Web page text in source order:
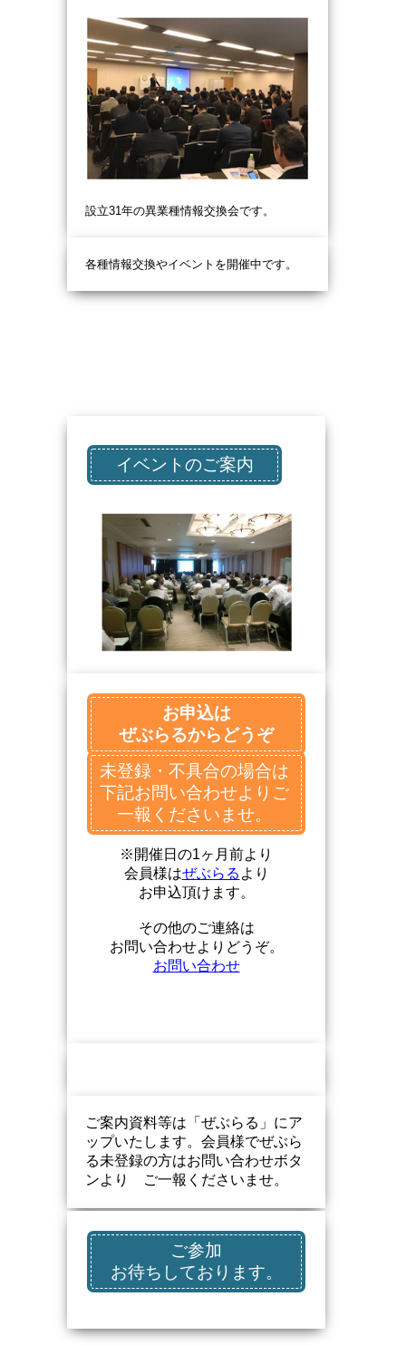
設立31年の異業種情報交換会です。
各種情報交換やイベントを開催中です。
イベントのご案内
お申込は
ぜぶらるからどうぞ
未登録・不具合の場合は
下記お問い合わせよりご
一報くださいませ。
※開催日の1ヶ月前より
会員様はぜぶらる より
お申込頂けます。
その他のご連絡は
お問い合わせよりどうぞ。
お問い合わせ
ご案内資料等は「ぜぶらる」にア
ップいたします。会員様でぜぶら
る未登録の方はお問い合わせボタ
ンより ご一報くださいませ。
ご参加
お待ちしております。